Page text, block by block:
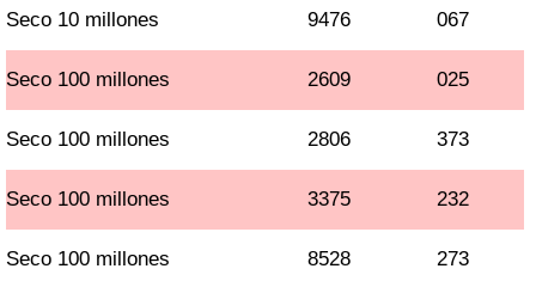
Seco 10 millones 9476 067
Seco 100 millones 2609 025
Seco 100 millones 2806 373
Seco 100 millones 3375 232
Seco 100 millones 8528 273